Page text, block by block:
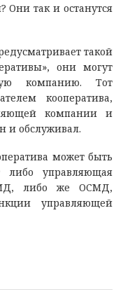
так и останутся
такой
они могут
компанию. Тот
кооператива,
компании и
и обслуживал.
может быть
управляющая
либо же ОСМД,
управляющей